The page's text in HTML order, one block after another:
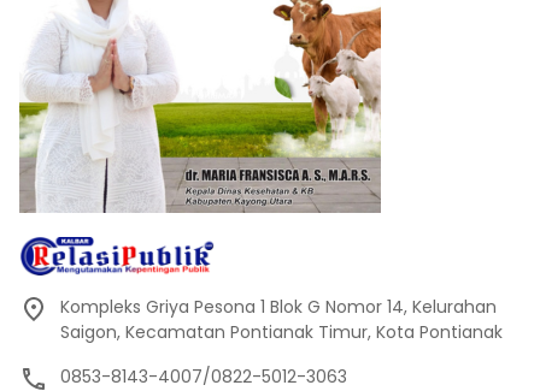
Kompleks Griya Pesona 1 Blok G Nomor 14, Kelurahan
Saigon, Kecamatan Pontianak Timur, Kota Pontianak
0853-8143-4007/0822-5012-3063